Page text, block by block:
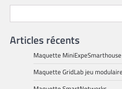
Articles récents
Maquette MiniExpeSmarthouse
Maquette GridLab jeu